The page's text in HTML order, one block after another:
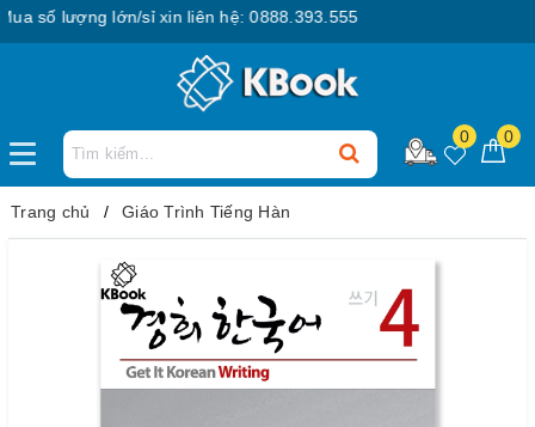
số lượng lớn/sỉ xin liên hệ: 0888.393.555
0 0
Trang chủ Giáo Trình Tiếng Hàn